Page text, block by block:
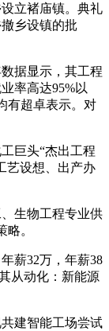
立褚庙镇。典礼
乡设镇的批
据显示，其工程
率高达95%以
有超卓表示。对
巨头“杰出工程
艺设想、出产办
生物工程专业供
。
薪32万，年薪38
从动化：新能源
建智能工场尝试